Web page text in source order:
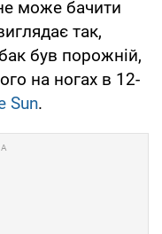
може бачити
так,
був порожній,
на ногах в 12-
Sun.